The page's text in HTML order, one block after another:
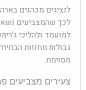
לנציגים מכהנים
לכך שהמצביעים
למועמד ולהליכי
גבולות מחוזות
מסוימת.
צעירים מצביעים